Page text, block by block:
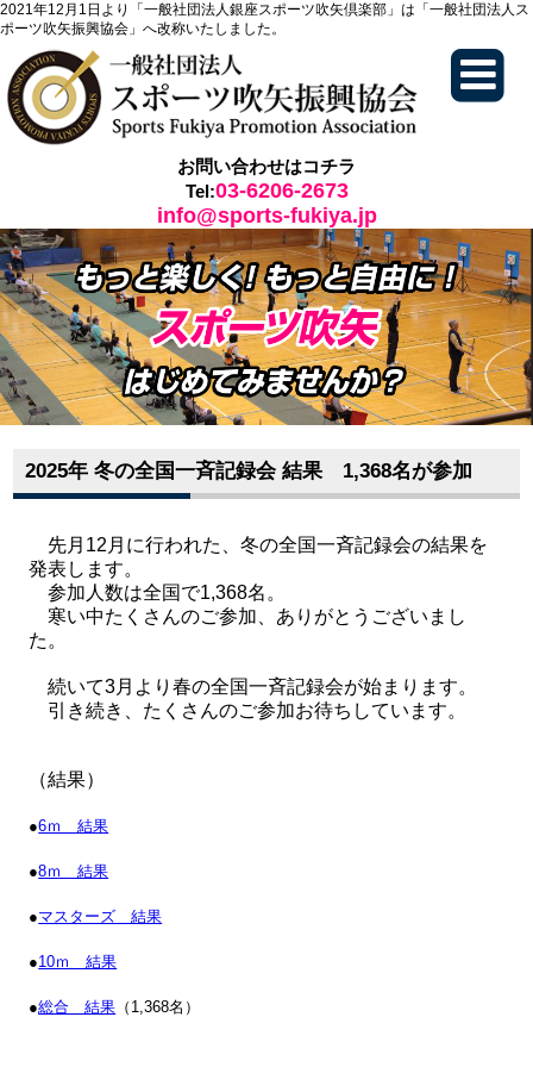
2021年12月1日より「一般社団法人銀座スポーツ吹矢倶楽部」は「一般社団法人ス
ポーツ吹矢振興協会」へ改称いたしました。
お問い合わせはコチラ
Tel:03-6206-2673
info@sports-fukiya.jp
2025年 冬の全国一斉記録会 結果 1,368名が参加
先月12月に行われた、冬の全国一斉記録会の結果を
発表します。
参加人数は全国で1,368名。
寒い中たくさんのご参加、ありがとうございまし
た。
続いて3月より春の全国一斉記録会が始まります。
引き続き、たくさんのご参加お待ちしています。
（結果）
●6ｍ 結果
●8ｍ 結果
●マスターズ 結果
●10ｍ 結果
●総合 結果 （1,368名）